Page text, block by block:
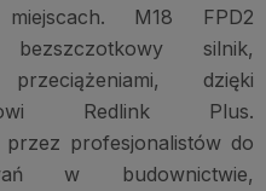
M18 FPD2
silnik,
dzięki
Redlink Plus.
profesjonalistów do
w budownictwie,